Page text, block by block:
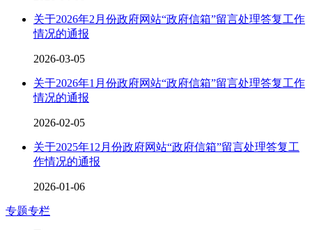
关于2026年2月份政府网站“政府信箱”留言处理答复工作
情况的通报
2026-03-05
关于2026年1月份政府网站“政府信箱”留言处理答复工作
情况的通报
2026-02-05
关于2025年12月份政府网站“政府信箱”留言处理答复工
作情况的通报
2026-01-06
专题专栏